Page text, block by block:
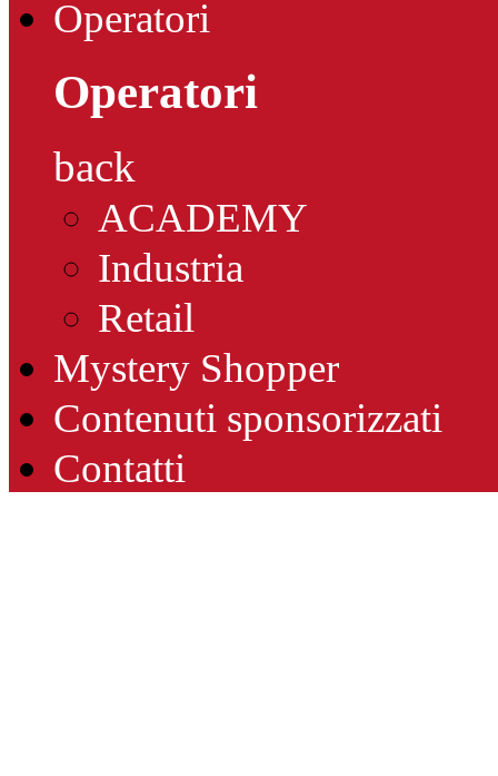
Operatori
Operatori
back
ACADEMY
Industria
Retail
Mystery Shopper
Contenuti sponsorizzati
Contatti